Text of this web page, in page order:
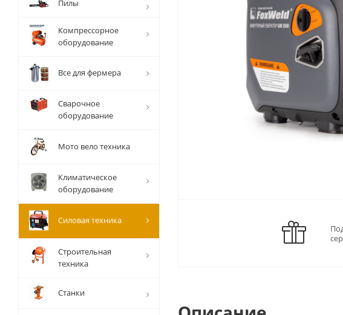
Пилы
Компрессорное
оборудование
Все для фермера
Сварочное
оборудование
Мото вело техника
Климатическое
оборудование
Силовая техника
Строительная
техника
Станки